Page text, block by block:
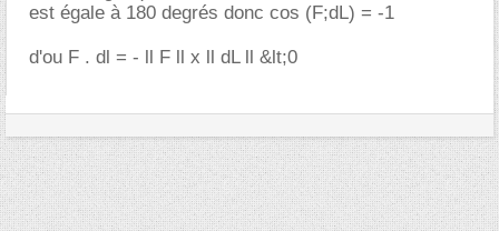
est égale à 180 degrés donc cos (F;dL) = -1
d'ou F . dl = - ll F ll x ll dL ll &lt;0